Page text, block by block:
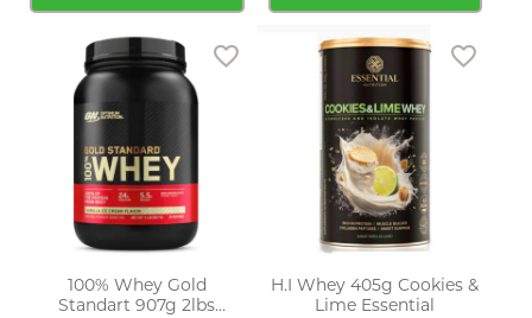
100% Whey Gold
Standart 907g 2lbs
Adicionar aos favoritos
H.I Whey 405g Cookies &
Lime Essential